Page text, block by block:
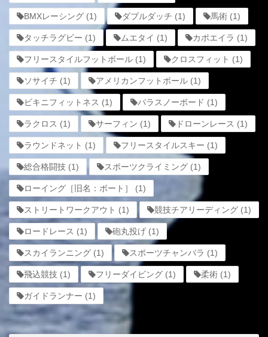
BMXレーシング (1) ダブルダッチ (1) 馬術 (1)
タッチラグビー (1) ムエタイ (1) カポエイラ (1)
フリースタイルフットボール (1) クロスフィット (1)
ソサイチ (1) アメリカンフットボール (1)
ビキニフィットネス (1) パラスノーボード (1)
ラクロス (1) サーフィン (1) ドローンレース (1)
ラウンドネット (1) フリースタイルスキー (1)
総合格闘技 (1) スポーツクライミング (1)
ローイング［旧名：ボート］ (1)
ストリートワークアウト (1) 競技チアリーディング (1)
ロードレース (1) 砲丸投げ (1)
スカイランニング (1) スポーツチャンバラ (1)
飛込競技 (1) フリーダイビング (1) 柔術 (1)
ガイドランナー (1)